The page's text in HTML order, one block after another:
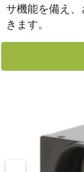
サ機能を備え
きます。